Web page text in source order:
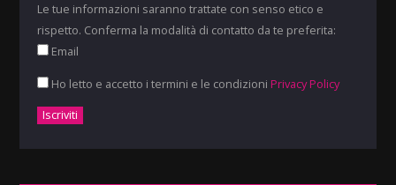
Le tue informazioni saranno trattate con senso etico e
rispetto. Conferma la modalità di contatto da te preferita:
Email
Ho letto e accetto i termini e le condizioni Privacy Policy